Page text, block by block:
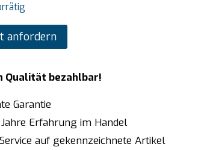
anfordern
Qualität bezahlbar!
Garantie
Erfahrung im Handel
auf gekennzeichnete Artikel